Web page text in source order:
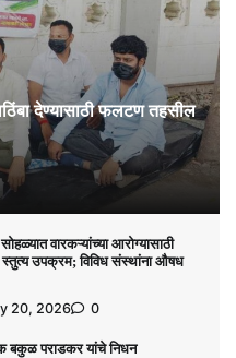
देण्यासाठी फलटण तहसील
वारकऱ्यांच्या आरोग्यासाठी
स्तुत्य उपक्रम; विविध संस्थांना औषध
20, 2026 0
बकुळ पराडकर यांचे निधन